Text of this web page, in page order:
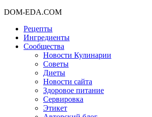
DOM-EDA.COM
Рецепты
Ингредиенты
Сообщества
Новости Кулинарии
Советы
Диеты
Новости сайта
Здоровое питание
Сервировка
Этикет